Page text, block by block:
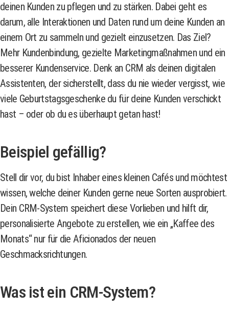
deinen Kunden zu pflegen und zu stärken. Dabei geht es
darum, alle Interaktionen und Daten rund um deine Kunden an
einem Ort zu sammeln und gezielt einzusetzen. Das Ziel?
Mehr Kundenbindung, gezielte Marketingmaßnahmen und ein
besserer Kundenservice. Denk an CRM als deinen digitalen
Assistenten, der sicherstellt, dass du nie wieder vergisst, wie
viele Geburtstagsgeschenke du für deine Kunden verschickt
hast – oder ob du es überhaupt getan hast!
Beispiel gefällig?
Stell dir vor, du bist Inhaber eines kleinen Cafés und möchtest
wissen, welche deiner Kunden gerne neue Sorten ausprobiert.
Dein CRM-System speichert diese Vorlieben und hilft dir,
personalisierte Angebote zu erstellen, wie ein „Kaffee des
Monats“ nur für die Aficionados der neuen
Geschmacksrichtungen.
Was ist ein CRM-System?